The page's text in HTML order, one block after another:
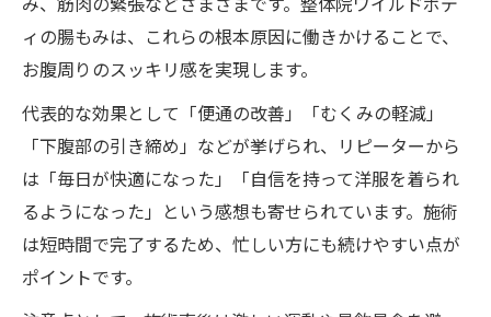
ィの腸もみは、これらの根本原因に働きかけることで、
お腹周りのスッキリ感を実現します。
代表的な効果として「便通の改善」「むくみの軽減」
「下腹部の引き締め」などが挙げられ、リピーターから
は「毎日が快適になった」「自信を持って洋服を着られ
るようになった」という感想も寄せられています。施術
は短時間で完了するため、忙しい方にも続けやすい点が
ポイントです。